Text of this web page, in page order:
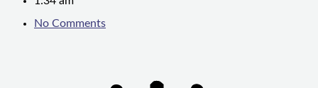
No Comments